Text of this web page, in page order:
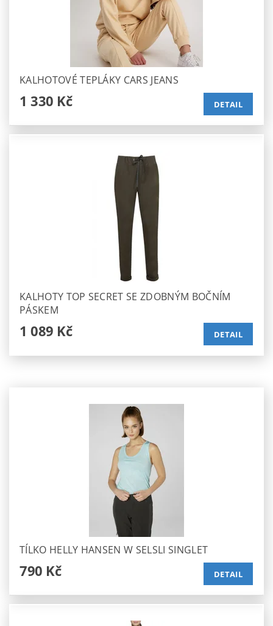
KALHOTOVÉ TEPLÁKY CARS JEANS
1 330 Kč DETAIL
KALHOTY TOP SECRET SE ZDOBNÝM BOČNÍM
PÁSKEM
1 089 Kč DETAIL
TÍLKO HELLY HANSEN W SELSLI SINGLET
790 Kč DETAIL